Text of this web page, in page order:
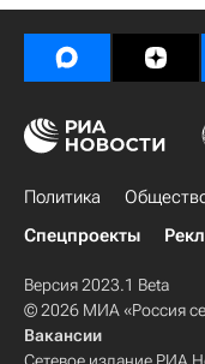
Политика
Спецпроекты
Версия 2023.1 Beta
© 2026 МИА «Россия
Вакансии